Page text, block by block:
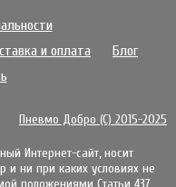
и оплата
Блог
Пневмо Добро (С) 2015-2025
Интернет-сайт, носит
и ни при каких условиях не
положениями Статьи 437